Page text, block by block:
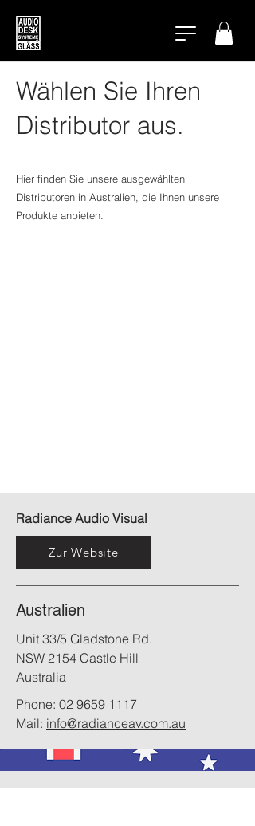
Wählen Sie Ihren
Distributor aus.
Hier finden Sie unsere ausgewählten
Distributoren in Australien, die Ihnen unsere
Produkte anbieten.
Radiance Audio Visual
Zur Website
Australien
Unit 33/5 Gladstone Rd.
NSW 2154 Castle Hill
Australia
Phone: 02 9659 1117
Mail: info@radianceav.com.au